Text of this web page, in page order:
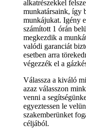
alkatrészekkel
munkatársaink, így
munkájukat. Igény
számított 1 órán
megkezdik a
valódi garanciát
esetben arra
végezzék el a
Válassza a kiváló
azaz válasszon
venni a
egyeztessen le
szakemberünket
céljából.